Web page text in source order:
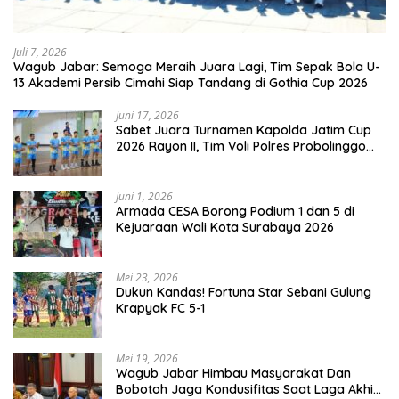
Juli 7, 2026
Wagub Jabar: Semoga Meraih Juara Lagi, Tim Sepak Bola U-
13 Akademi Persib Cimahi Siap Tandang di Gothia Cup 2026
Juni 17, 2026
Sabet Juara Turnamen Kapolda Jatim Cup
2026 Rayon II, Tim Voli Polres Probolinggo
Juni 1, 2026
Armada CESA Borong Podium 1 dan 5 di
Kejuaraan Wali Kota Surabaya 2026
Mei 23, 2026
Dukun Kandas! Fortuna Star Sebani Gulung
Krapyak FC 5-1
Mei 19, 2026
Wagub Jabar Himbau Masyarakat Dan
Bobotoh Jaga Kondusifitas Saat Laga Akhir